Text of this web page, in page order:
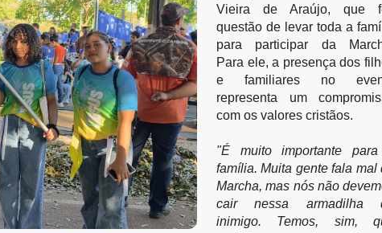
Vieira de Araújo, que
questão de levar toda a
para participar da
Para ele, a presença dos
e familiares no
representa um
com os valores cristãos.
"É muito importante
família. Muita gente fala mal
Marcha, mas nós não
cair nessa armadilha
inimigo. Temos, sim,